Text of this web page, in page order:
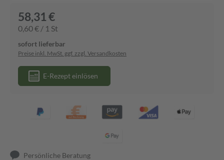
58,31 €
0,60 € / 1 St
sofort lieferbar
Preise inkl. MwSt. ggf. zzgl. Versandkosten
E-Rezept einlösen
Persönliche Beratung